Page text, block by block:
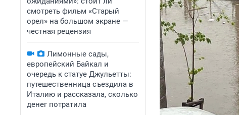
смотреть фильм «Старый
орел» на большом экране —
честная рецензия
Лимонные сады,
европейский Байкал и
очередь к статуе Джульетты:
путешественница съездила в
Италию и рассказала, сколько
денег потратила